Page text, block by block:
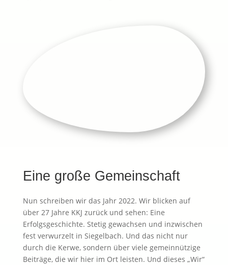
Eine große Gemeinschaft
Nun schreiben wir das Jahr 2022. Wir blicken auf
über 27 Jahre KKJ zurück und sehen: Eine
Erfolgsgeschichte. Stetig gewachsen und inzwischen
fest verwurzelt in Siegelbach. Und das nicht nur
durch die Kerwe, sondern über viele gemeinnützige
Beiträge, die wir hier im Ort leisten. Und dieses „Wir“